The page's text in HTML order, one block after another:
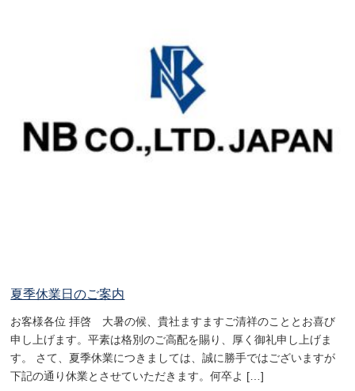
夏季休業日のご案内
お客様各位 拝啓 大暑の候、貴社ますますご清祥のこととお喜び
申し上げます。平素は格別のご高配を賜り、厚く御礼申し上げま
す。 さて、夏季休業につきましては、誠に勝手ではございますが
下記の通り休業とさせていただきます。何卒よ […]